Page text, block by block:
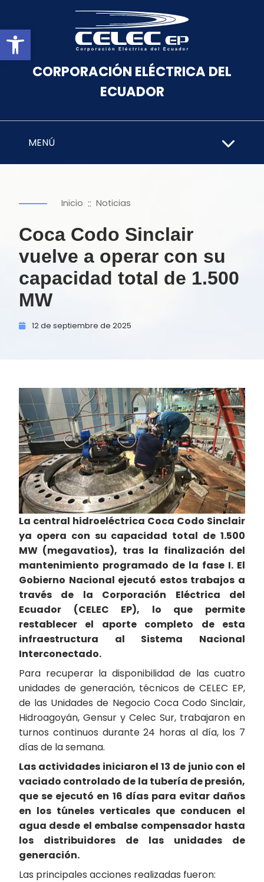
Abrir barra de herramientas
CORPORACIÓN ELÉCTRICA DEL
ECUADOR
MENÚ
Inicio :: Noticias
Coca Codo Sinclair
vuelve a operar con su
capacidad total de 1.500
MW
12 de septiembre de 2025
La central hidroeléctrica Coca Codo Sinclair
ya opera con su capacidad total de 1.500
MW (megavatios), tras la finalización del
mantenimiento programado de la fase I. El
Gobierno Nacional ejecutó estos trabajos a
través de la Corporación Eléctrica del
Ecuador (CELEC EP), lo que permite
restablecer el aporte completo de esta
infraestructura al Sistema Nacional
Interconectado.
Para recuperar la disponibilidad de las cuatro
unidades de generación, técnicos de CELEC EP,
de las Unidades de Negocio Coca Codo Sinclair,
Hidroagoyán, Gensur y Celec Sur, trabajaron en
turnos continuos durante 24 horas al día, los 7
días de la semana.
Las actividades iniciaron el 13 de junio con el
vaciado controlado de la tubería de presión,
que se ejecutó en 16 días para evitar daños
en los túneles verticales que conducen el
agua desde el embalse compensador hasta
los distribuidores de las unidades de
generación.
Las principales acciones realizadas fueron: